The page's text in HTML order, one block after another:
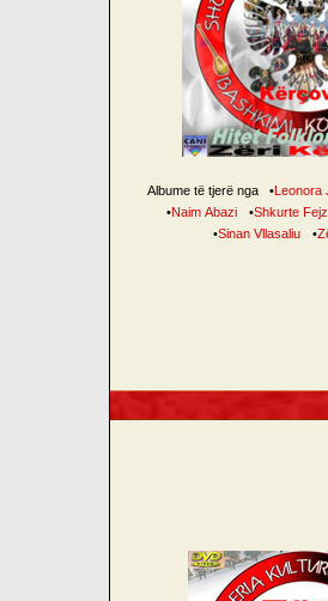
Albume të tjerë nga •Leonora
•Naim Abazi •Shkurte
•Sinan Vllasaliu •